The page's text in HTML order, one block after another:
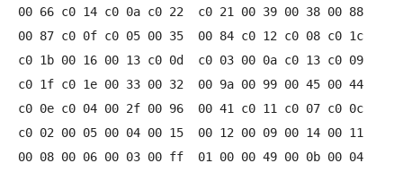
00 66 c0 14 c0 0a c0 22  c0 21 00 39 00 38 00 88
00 87 c0 0f c0 05 00 35  00 84 c0 12 c0 08 c0 1c
c0 1b 00 16 00 13 c0 0d  c0 03 00 0a c0 13 c0 09
c0 1f c0 1e 00 33 00 32  00 9a 00 99 00 45 00 44
c0 0e c0 04 00 2f 00 96  00 41 c0 11 c0 07 c0 0c
c0 02 00 05 00 04 00 15  00 12 00 09 00 14 00 11
00 08 00 06 00 03 00 ff  01 00 00 49 00 0b 00 04